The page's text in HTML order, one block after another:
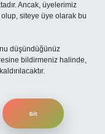
Ancak, üyelerimiz
siteye üye olarak bu
düşündüğünüz
bildirmeniz halinde,